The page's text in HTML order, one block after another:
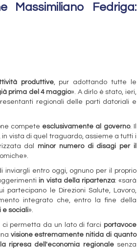
Fedriga:
produttive, pur adottando tutte le
prima del 4 maggio». A dirlo è stato, ieri,
regionali delle parti datoriali e
compete esclusivamente al governo. Il
in vista di quel traguardo, assieme a tutti i
dal minor numero di disagi per il
inviargli entro oggi, ognuno per il proprio
in vista della ripartenza: «sarà
le Direzioni Salute, Lavoro,
integrato che, entro la fine della
e sociali».
ci permetta da un lato di farci portavoce
visione estremamente nitida di quanto
ripresa dell'economia regionalesenza